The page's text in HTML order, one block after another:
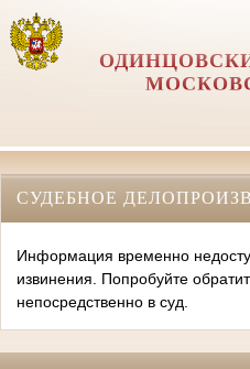
СУДЕБНОЕ
Информация временно
извинения. Попробуйте
непосредственно в суд.